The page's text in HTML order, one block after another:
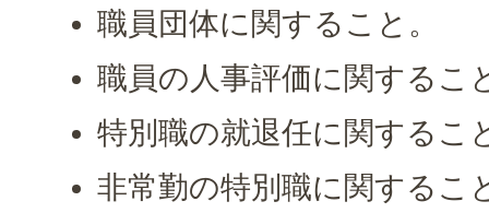
職員団体に関すること。
職員の人事評価に関するこ
特別職の就退任に関するこ
非常勤の特別職に関するこ